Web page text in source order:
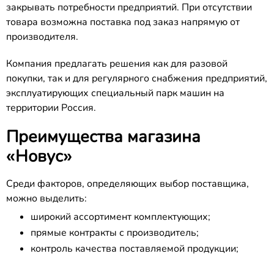
закрывать потребности предприятий. При отсутствии
товара возможна поставка под заказ напрямую от
производителя.
Компания предлагать решения как для разовой
покупки, так и для регулярного снабжения предприятий,
эксплуатирующих специальный парк машин на
территории Россия.
Преимущества магазина
«Новус»
Среди факторов, определяющих выбор поставщика,
можно выделить:
широкий ассортимент комплектующих;
прямые контракты с производитель;
контроль качества поставляемой продукции;